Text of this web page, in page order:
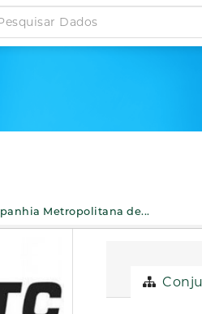
Metropolitana de...